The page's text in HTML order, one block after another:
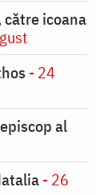
icoana
- 24
al
- 26